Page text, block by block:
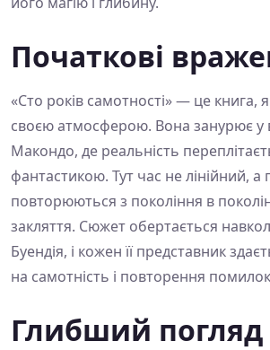
Початкові
«Сто років самотності» — це книга,
своєю атмосферою. Вона занурює у
Макондо, де реальність
фантастикою. Тут час не лінійний, а
повторюються з покоління в
закляття. Сюжет обертається
Буендія, і кожен її представник
на самотність і повторення
Глибший погляд